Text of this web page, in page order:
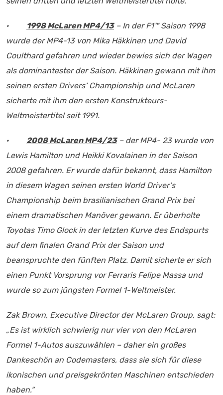
· 1998 McLaren MP4/13– In der F1™ Saison 1998
wurde der MP4-13 von Mika Häkkinen und David
Coulthard gefahren und wieder bewies sich der Wagen
als dominantester der Saison. Häkkinen gewann mit ihm
seinen ersten Drivers‘ Championship und McLaren
sicherte mit ihm den ersten Konstrukteurs-
Weltmeistertitelseit 1991.
· 2008 McLaren MP4/23– der MP4- 23 wurde von
Lewis Hamilton und Heikki Kovalainen in der Saison
2008 gefahren. Er wurde dafür bekannt, dass Hamilton
in diesem Wagen seinen ersten World Driver‘s
Championship beim brasilianischen Grand Prix bei
einem dramatischen Manöver gewann. Er überholte
Toyotas Timo Glock in der letzten Kurve des Endspurts
auf dem finalen Grand Prix der Saison und
beanspruchte den fünften Platz. Damit sicherte er sich
einen Punkt Vorsprung vor Ferraris Felipe Massa und
wurde so zum jüngsten Formel 1-Weltmeister.
Zak Brown, Executive Director der McLaren Group, sagt:
„Es ist wirklich schwierig nur vier von den McLaren
Formel 1-Autos auszuwählen – daher ein großes
Dankeschön an Codemasters, dass sie sich für diese
ikonischen und preisgekrönten Maschinen entschieden
haben.“